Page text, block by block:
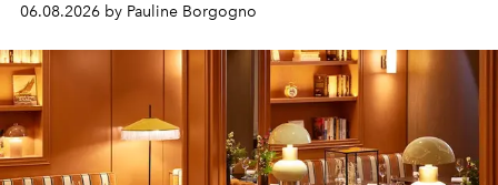
06.08.2026 by Pauline Borgogno